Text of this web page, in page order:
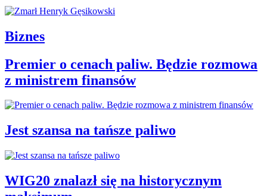
Biznes
Premier o cenach paliw. Będzie rozmowa
z ministrem finansów
Jest szansa na tańsze paliwo
WIG20 znalazł się na historycznym